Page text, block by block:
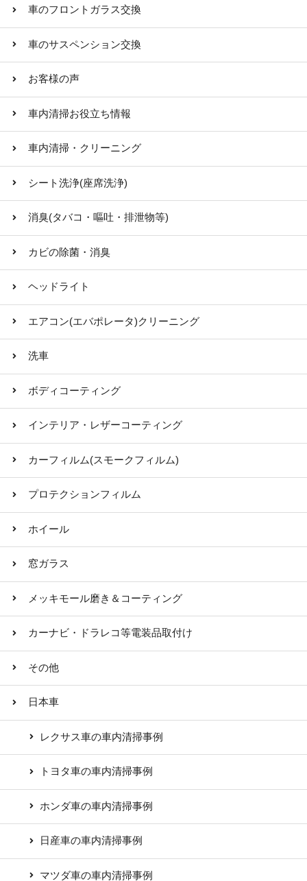
車のフロントガラス交換
車のサスペンション交換
お客様の声
車内清掃お役立ち情報
車内清掃・クリーニング
シート洗浄(座席洗浄)
消臭(タバコ・嘔吐・排泄物等)
カビの除菌・消臭
ヘッドライト
エアコン(エバポレータ)クリーニング
洗車
ボディコーティング
インテリア・レザーコーティング
カーフィルム(スモークフィルム)
プロテクションフィルム
ホイール
窓ガラス
メッキモール磨き＆コーティング
カーナビ・ドラレコ等電装品取付け
その他
日本車
レクサス車の車内清掃事例
トヨタ車の車内清掃事例
ホンダ車の車内清掃事例
日産車の車内清掃事例
マツダ車の車内清掃事例